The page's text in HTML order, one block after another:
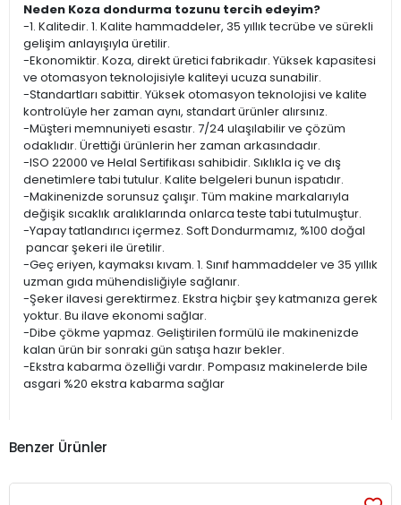
Neden Koza dondurma tozunu tercih edeyim?
-1. Kalitedir. 1. Kalite hammaddeler, 35 yıllık tecrübe ve sürekli
gelişim anlayışıyla üretilir.
-Ekonomiktir. Koza, direkt üretici fabrikadır. Yüksek kapasitesi
ve otomasyon teknolojisiyle kaliteyi ucuza sunabilir.
-Standartları sabittir. Yüksek otomasyon teknolojisi ve kalite
kontrolüyle her zaman aynı, standart ürünler alırsınız.
-Müşteri memnuniyeti esastır. 7/24 ulaşılabilir ve çözüm
odaklıdır. Ürettiği ürünlerin her zaman arkasındadır.
-ISO 22000 ve Helal Sertifikası sahibidir. Sıklıkla iç ve dış
denetimlere tabi tutulur. Kalite belgeleri bunun ispatıdır.
-Makinenizde sorunsuz çalışır. Tüm makine markalarıyla
değişik sıcaklık aralıklarında onlarca teste tabi tutulmuştur.
-Yapay tatlandırıcı içermez. Soft Dondurmamız, %100 doğal
pancar şekeri ile üretilir.
-Geç eriyen, kaymaksı kıvam. 1. Sınıf hammaddeler ve 35 yıllık
uzman gıda mühendisliğiyle sağlanır.
-Şeker ilavesi gerektirmez. Ekstra hiçbir şey katmanıza gerek
yoktur. Bu ilave ekonomi sağlar.
-Dibe çökme yapmaz. Geliştirilen formülü ile makinenizde
kalan ürün bir sonraki gün satışa hazır bekler.
-Ekstra kabarma özelliği vardır. Pompasız makinelerde bile
asgari %20 ekstra kabarma sağlar
Benzer Ürünler